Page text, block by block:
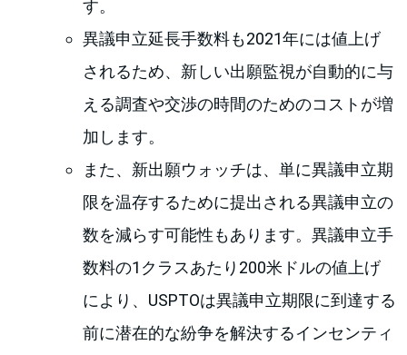
す。
異議申立延長手数料も2021年には値上げ
されるため、新しい出願監視が自動的に与
える調査や交渉の時間のためのコストが増
加します。
また、新出願ウォッチは、単に異議申立期
限を温存するために提出される異議申立の
数を減らす可能性もあります。異議申立手
数料の1クラスあたり200米ドルの値上げ
により、USPTOは異議申立期限に到達する
前に潜在的な紛争を解決するインセンティ